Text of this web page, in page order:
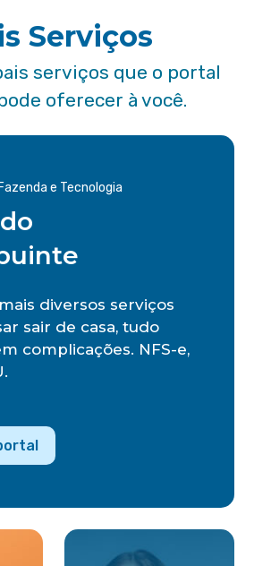
Serviços
serviços que o portal
oferecer à você.
e Tecnologia
diversos serviços
sair de casa, tudo
complicações. NFS-e,